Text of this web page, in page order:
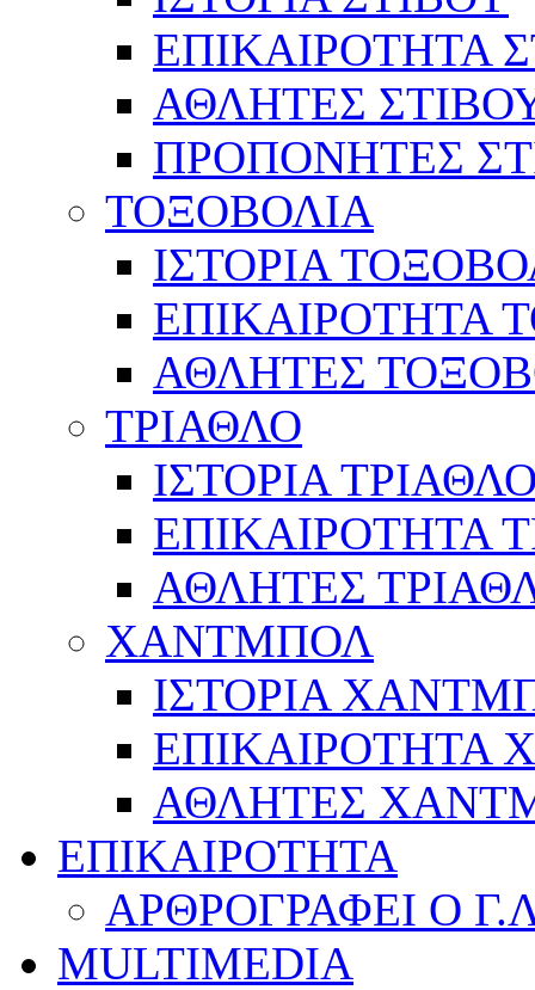
ΕΠΙΚΑΙΡΟΤΗΤΑ
ΑΘΛΗΤΕΣ
ΠΡΟΠΟΝΗΤΕΣ
ΤΟΞΟΒΟΛΙΑ
ΙΣΤΟΡΙΑ
ΕΠΙΚΑΙΡΟΤΗΤΑ
ΑΘΛΗΤΕΣ
ΤΡΙΑΘΛΟ
ΙΣΤΟΡΙΑ
ΕΠΙΚΑΙΡΟΤΗΤΑ
ΑΘΛΗΤΕΣ
ΧΑΝΤΜΠΟΛ
ΙΣΤΟΡΙΑ
ΕΠΙΚΑΙΡΟΤΗΤΑ
ΑΘΛΗΤΕΣ
ΕΠΙΚΑΙΡΟΤΗΤΑ
ΑΡΘΡΟΓΡΑΦΕΙ Ο
MULTIMEDIA